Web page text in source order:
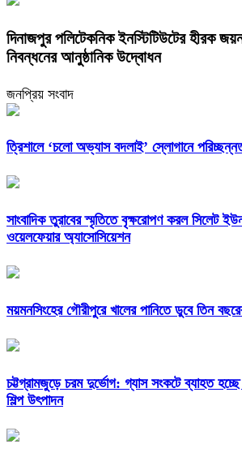
দিনাজপুর পলিটেকনিক ইনস্টিটিউটের হীরক
নিবন্ধনের আনুষ্ঠানিক উদ্বোধন
জনপ্রিয় সংবাদ
‎ত্রিশালে ‘চলো অভ্যাস বদলাই’ স্লোগানে
সাংবাদিক তুরাবের স্মৃতিতে বৃক্ষরোপণ করল সিলেট
ওয়েলফেয়ার অ্যাসোসিয়েশন
ময়মনসিংহের গৌরীপুরে খালের পানিতে ডুবে তিন
চট্টগ্রামজুড়ে চরম দুর্ভোগ: গ্যাস সংকটে ব্যাহত
শিল্প উৎপাদন